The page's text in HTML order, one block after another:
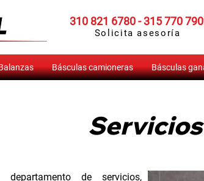
310 821 6780 -315 770
Solicita asesoría
Básculas camioneras Básculas
Servicios
de servicios,